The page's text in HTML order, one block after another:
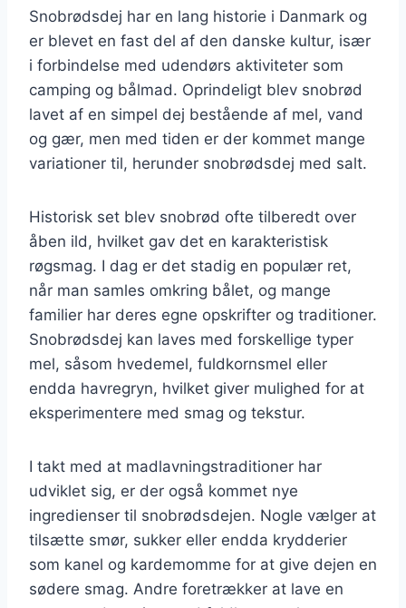
Snobrødsdej har en lang historie i Danmark og
er blevet en fast del af den danske kultur, især
i forbindelse med udendørs aktiviteter som
camping og bålmad. Oprindeligt blev snobrød
lavet af en simpel dej bestående af mel, vand
og gær, men med tiden er der kommet mange
variationer til, herunder snobrødsdej med salt.
Historisk set blev snobrød ofte tilberedt over
åben ild, hvilket gav det en karakteristisk
røgsmag. I dag er det stadig en populær ret,
når man samles omkring bålet, og mange
familier har deres egne opskrifter og traditioner.
Snobrødsdej kan laves med forskellige typer
mel, såsom hvedemel, fuldkornsmel eller
endda havregryn, hvilket giver mulighed for at
eksperimentere med smag og tekstur.
I takt med at madlavningstraditioner har
udviklet sig, er der også kommet nye
ingredienser til snobrødsdejen. Nogle vælger at
tilsætte smør, sukker eller endda krydderier
som kanel og kardemomme for at give dejen en
sødere smag. Andre foretrækker at lave en